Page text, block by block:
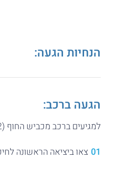
הנחיות הגעה:
הגעה ברכב:
למגיעים ברכב מכביש החוף (2):
צאו ביציאה הראשונה